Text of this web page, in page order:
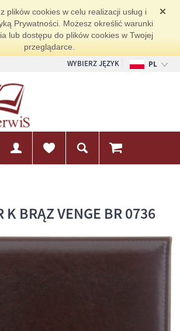
plików cookies w celu realizacji usług i
Prywatności. Możesz określić warunki
lub dostępu do plików cookies w Twojej
przeglądarce.
WYBIERZ JĘZYK
PL
K BRĄZ VENGE BR 0736